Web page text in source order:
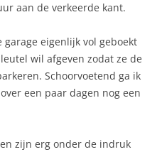
aan de verkeerde kant.
eigenlijk vol geboekt
wil afgeven zodat ze de
Schoorvoetend ga ik
een paar dagen nog een
zijn erg onder de indruk